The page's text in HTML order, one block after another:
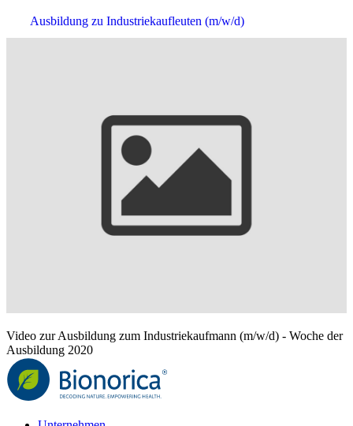
Ausbildung zu Industriekaufleuten (m/w/d)
Video zur Ausbildung zum Industriekaufmann (m/w/d) - Woche der
Ausbildung 2020